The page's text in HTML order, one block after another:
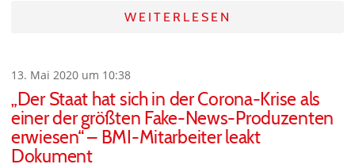
WEITERLESEN
13. Mai 2020 um 10:38
„Der Staat hat sich in der Corona-Krise als
einer der größten Fake-News-Produzenten
erwiesen“ – BMI-Mitarbeiter leakt
Dokument